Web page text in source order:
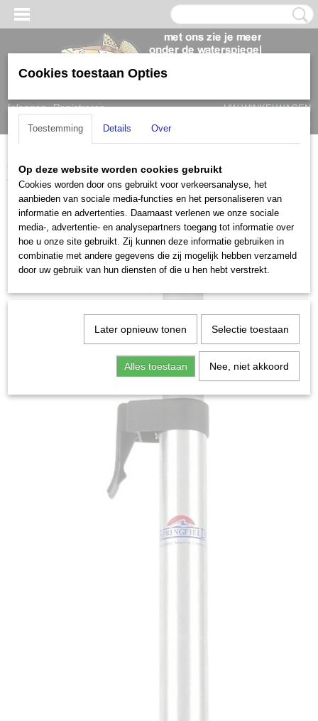
Inloggen Registreren
UW WINKELWAGEN
(0)
Home > Bootaccessoires > Stoelpoten/mounts
stoelpoot Casting / KingPin
Cookies toestaan Opties
Toestemming Details Over
Op deze website worden cookies gebruikt
Cookies worden door ons gebruikt voor verkeersanalyse, het
aanbieden van sociale media-functies en het personaliseren van
informatie en advertenties. Daarnaast verlenen we onze sociale
media-, advertentie- en analysepartners toegang tot informatie over
hoe u onze site gebruikt. Zij kunnen deze informatie gebruiken in
combinatie met andere gegevens die zij mogelijk hebben verzameld
door uw gebruik van hun diensten of die u hen hebt verstrekt.
Later opnieuw tonen Selectie toestaan
Alles toestaan Nee, niet akkoord